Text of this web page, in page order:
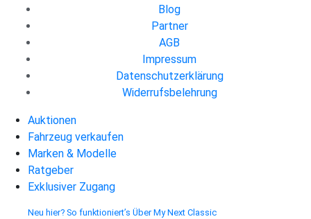
Blog
Partner
AGB
Impressum
Datenschutzerklärung
Widerrufsbelehrung
Auktionen
Fahrzeug verkaufen
Marken & Modelle
Ratgeber
Exklusiver Zugang
Neu hier? So funktioniert’s Über My Next Classic